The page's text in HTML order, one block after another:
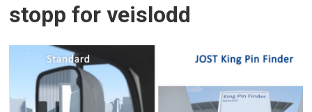
stopp for veislodd